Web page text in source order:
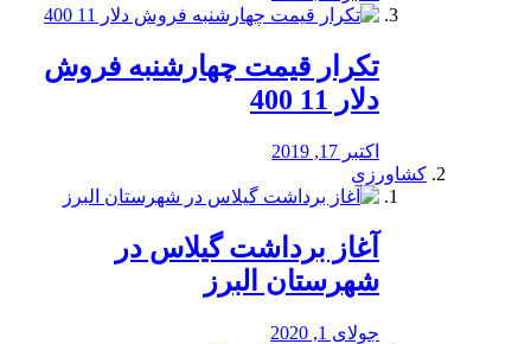
تکرار قیمت چهارشنبه فروش
دلار 11 400
اکتبر 17, 2019
کشاورزی
آغاز برداشت گیلاس در
شهرستان البرز
جولای 1, 2020